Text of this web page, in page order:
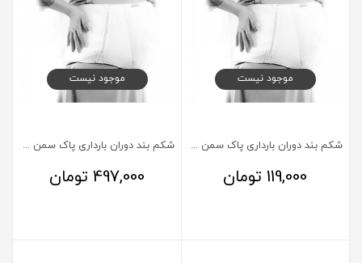
موجود نیست
شكم بند دوران بارداری پاک سمن سایز خیلی خیلی خیلی بزرگ XXXL
119,000 تومان
موجود نیست
شكم بند دوران بارداری پاک سمن سایز خیلی خیلی بزرگ XXL
497,000 تومان